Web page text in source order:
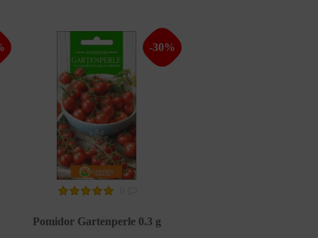
-30%
Pomidor Gartenperle 0.3 g